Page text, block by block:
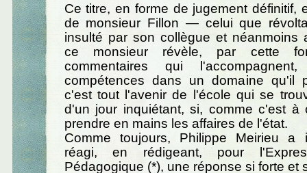
Ce titre, en forme de jugement définitif,
de monsieur Fillon — celui que
insulté par son collègue et néanmoins
ce monsieur révèle, par cette
commentaires qui
compétences dans un domaine qu'il
c'est tout l'avenir de l'école qui se
d'un jour inquiétant, si, comme c'est à
prendre en mains les affaires de l'état.
Comme toujours, Philippe Meirieu a
réagi, en rédigeant, pour
Pédagogique (*), une réponse si forte et